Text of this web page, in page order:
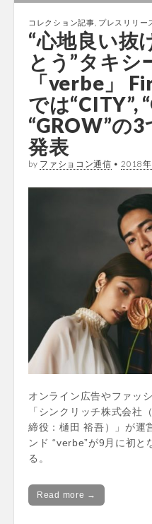
コレクション記事 プレスリリー
“心地良い抜
とう”タキシ
「verbe」
では“CITY”,
“GROW”の
発表
by ファショコン通信 • 2018
オンライン広告やファッ
「シンクリッチ株式会社
締役：樋田 裕吾）」が運
ンド “verbe”が9月に初と
る。
Read more →